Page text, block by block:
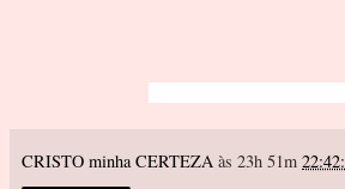
CRISTO minha CERTEZA às 23h 51m